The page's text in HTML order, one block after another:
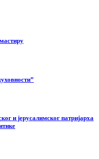
и јерусалимског патријарха